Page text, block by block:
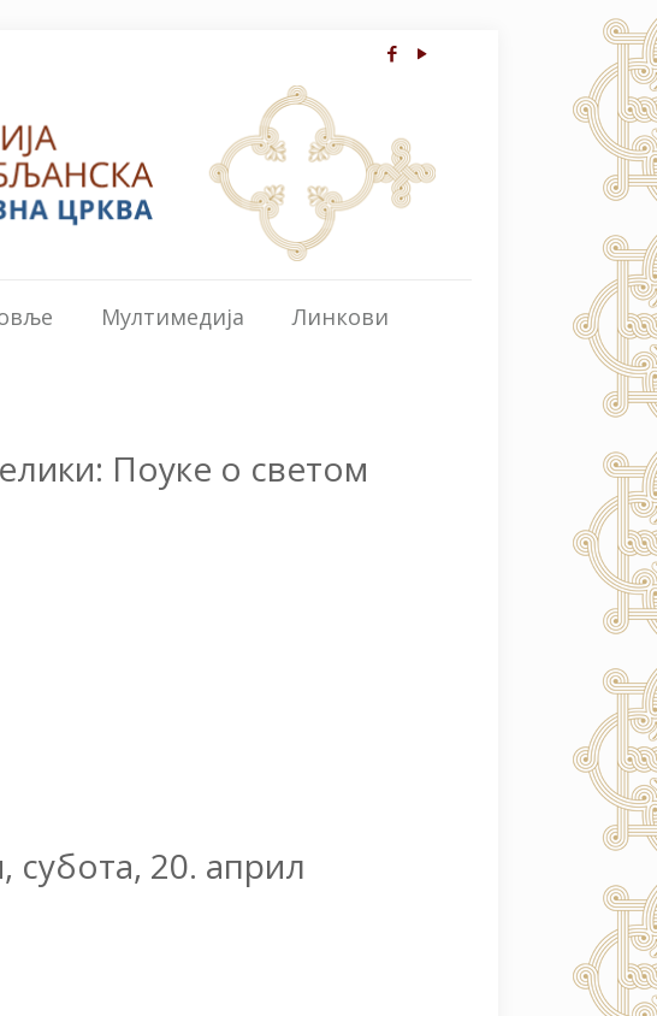
Мултимедија Линкови
Поуке о светом
20. април